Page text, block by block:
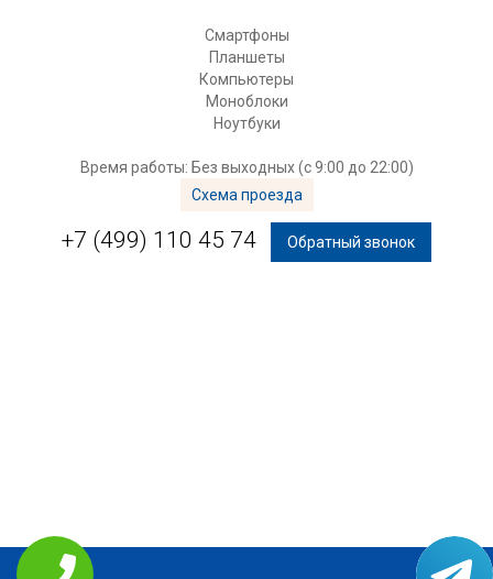
Смартфоны
Планшеты
Компьютеры
Моноблоки
Ноутбуки
Время работы: Без выходных (с 9:00 до 22:00)
Схема проезда
+7 (499) 110 45 74 Обратный звонок